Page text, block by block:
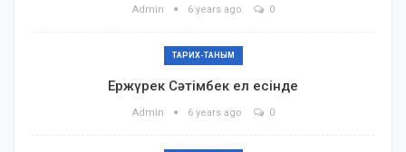
Admin 6 years ago 0
ТАРИХ-ТАНЫМ
Ержүрек Сәтімбек ел есінде
Admin 6 years ago 0